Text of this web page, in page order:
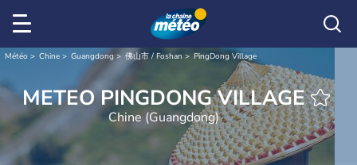
Météo Chine Guangdong 佛山市 / Foshan PingDong Village
METEO PINGDONG VILLAGE
Chine (Guangdong)